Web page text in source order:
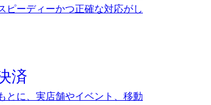
ピーディーかつ正確な対応がし
済
とに、実店舗やイベント、移動